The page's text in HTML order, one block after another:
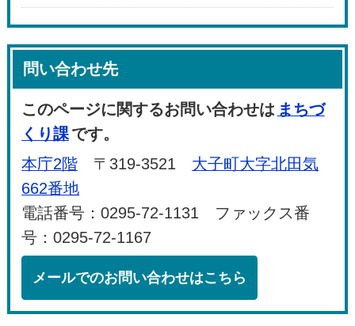
問い合わせ先
このページに関するお問い合わせは まちづ
くり課です。
本庁2階 〒319-3521 大子町大字北田気
662番地
電話番号：0295-72-1131 ファックス番
号：0295-72-1167
メールでのお問い合わせはこちら